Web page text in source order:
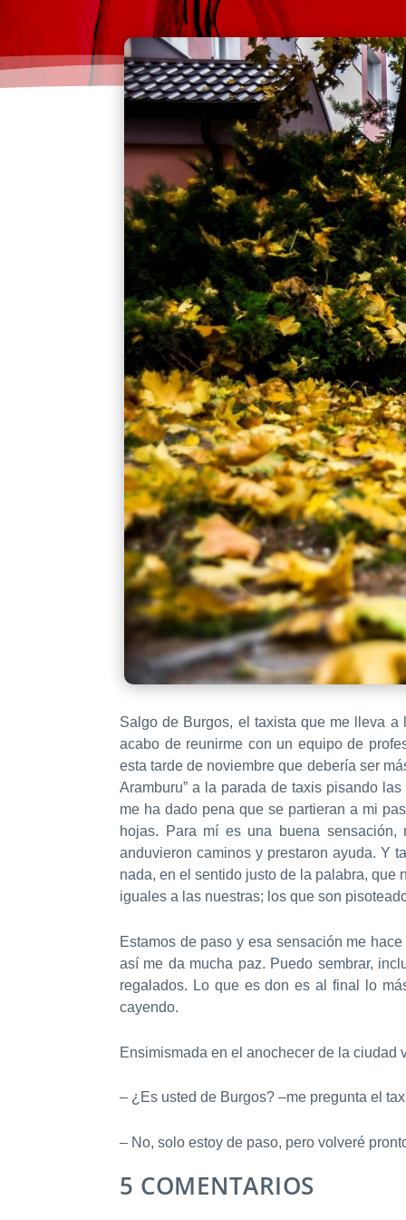
Salgo de Burgos, el taxista que me lleva
acabo de reunirme con un equipo de
esta tarde de noviembre que debería ser
Aramburu” a la parada de taxis pisando
me ha dado pena que se partieran a mi
hojas. Para mí es una buena
anduvieron caminos y prestaron ayuda. Y
nada, en el sentido justo de la palabra, que
iguales a las nuestras; los que son
Estamos de paso y esa sensación me
así me da mucha paz. Puedo sembrar,
regalados. Lo que es don es al final lo
cayendo.
Ensimismada en el anochecer de la ciudad
– ¿Es usted de Burgos? –me pregunta el
– No, solo estoy de paso, pero volveré
5 COMENTARIOS